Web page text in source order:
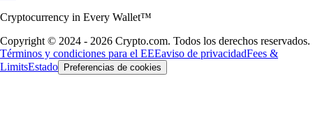
Cryptocurrency in Every Wallet™
Copyright © 2024 - 2026 Crypto.com. Todos los derechos reservados.
Términos y condiciones para el EEEaviso de privacidadFees &
LimitsEstado Preferencias de cookies